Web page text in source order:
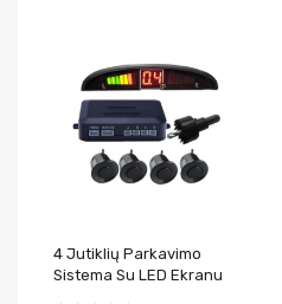
4 Jutiklių Parkavimo
Sistema Su LED Ekranu